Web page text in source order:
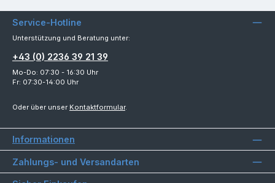
Service-Hotline
Unterstützung und Beratung unter:
+43 (0) 2236 39 21 39
Mo-Do: 07:30 - 16:30 Uhr
Fr: 07:30-14:00 Uhr
Oder über unser Kontaktformular.
Informationen
Zahlungs- und Versandarten